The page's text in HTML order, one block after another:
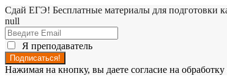
Сдай ЕГЭ! Бесплатные материалы для подготовки
null
Я преподаватель
Нажимая на кнопку, вы даете согласие на